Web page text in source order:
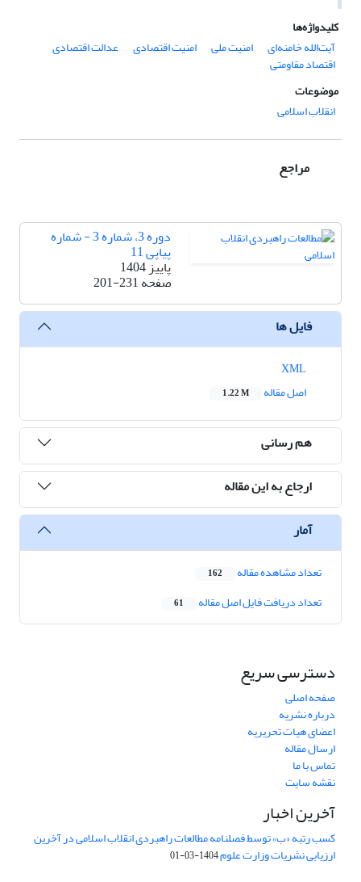
کلیدواژه‌ها
آیت‌الله خامنه‌ای
امنیت ملی امنیت اقتصادی عدالت اقتصادی
اقتصاد مقاومتی
موضوعات
انقلاب اسلامی
مراجع
دوره 3، شماره 3 - شماره
پیاپی 11
پاییز 1404
صفحه201-231
فایل ها
اصل مقاله
1.22 M
هم رسانی
ارجاع به این مقاله
آمار
تعداد مشاهده مقاله 162
تعداد دریافت فایل اصل مقاله 61
دسترسی سریع
صفحه اصلی
درباره نشریه
اعضای هیات تحریریه
ارسال مقاله
تماس با ما
نقشه سایت
آخرین اخبار
کسب رتبه «ب» توسط فصلنامه مطالعات راهبردی انقلاب اسلامی در آخرین
ارزیابی نشریات وزارت علوم1404-03-01